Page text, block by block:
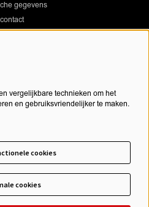
gegevens
contact
vergelijkbare technieken om het
en gebruiksvriendelijker te maken.
cookies
cookies